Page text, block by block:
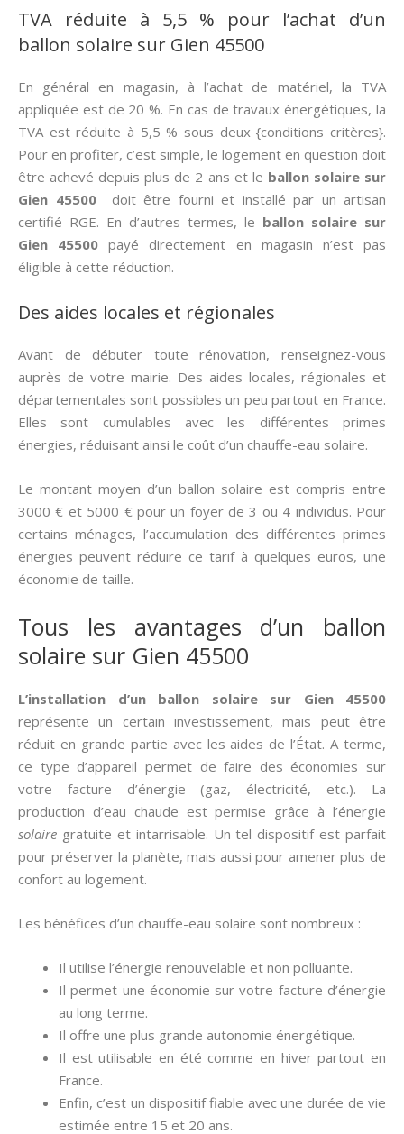
TVA réduite à 5,5 % pour l’achat d’un
ballon solaire sur Gien 45500
En général en magasin, à l’achat de matériel, la TVA
appliquée est de 20 %. En cas de travaux énergétiques, la
TVA est réduite à 5,5 % sous deux {conditions critères}.
Pour en profiter, c’est simple, le logement en question doit
être achevé depuis plus de 2 ans et le ballon solaire sur
Gien 45500doit être fourni et installé par un artisan
certifié RGE. En d’autres termes, le ballon solaire sur
Gien 45500 payé directement en magasin n’est pas
éligible à cette réduction.
Des aides locales et régionales
Avant de débuter toute rénovation, renseignez-vous
auprès de votre mairie. Des aides locales, régionales et
départementales sont possibles un peu partout en France.
Elles sont cumulables avec les différentes primes
énergies, réduisant ainsi le coût d’un chauffe-eau solaire.
Le montant moyen d’un ballon solaire est compris entre
3000 € et 5000 € pour un foyer de 3 ou 4 individus. Pour
certains ménages, l’accumulation des différentes primes
énergies peuvent réduire ce tarif à quelques euros, une
économie de taille.
Tous les avantages d’un ballon
solaire sur Gien 45500
L’installation d’un ballon solaire sur Gien 45500
représente un certain investissement, mais peut être
réduit en grande partie avec les aides de l’État. A terme,
ce type d’appareil permet de faire des économies sur
votre facture d’énergie (gaz, électricité, etc.). La
production d’eau chaude est permise grâce à l’énergie
solaire gratuite et intarrisable. Un tel dispositif est parfait
pour préserver la planète, mais aussi pour amener plus de
confort au logement.
Les bénéfices d’un chauffe-eau solaire sont nombreux :
Il utilise l’énergie renouvelable et non polluante.
Il permet une économie sur votre facture d’énergie
au long terme.
Il offre une plus grande autonomie énergétique.
Il est utilisable en été comme en hiver partout en
France.
Enfin, c’est un dispositif fiable avec une durée de vie
estimée entre 15 et 20 ans.